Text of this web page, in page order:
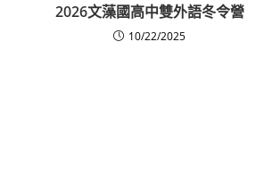
2026文藻國高中雙外語冬令營
10/22/2025